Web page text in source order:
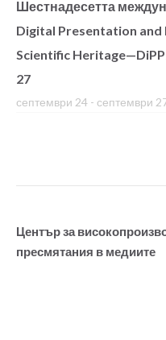
Шестнадесетта
Digital Presentation
Scientific
27
септември 24 - септември
Център за
пресмятания в медиите